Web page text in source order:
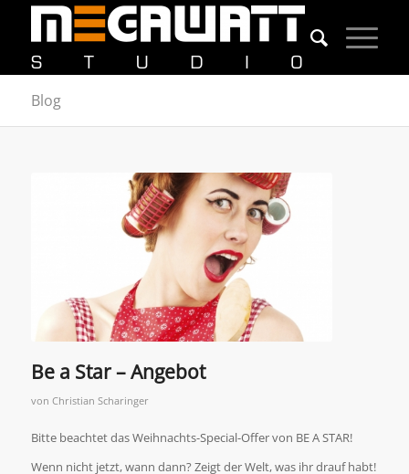
Blog
Be a Star – Angebot
von Christian Scharinger
Bitte beachtet das Weihnachts-Special-Offer von BE A STAR!
Wenn nicht jetzt, wann dann? Zeigt der Welt, was ihr drauf habt!